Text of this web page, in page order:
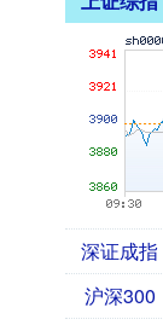
深证成指
沪深300